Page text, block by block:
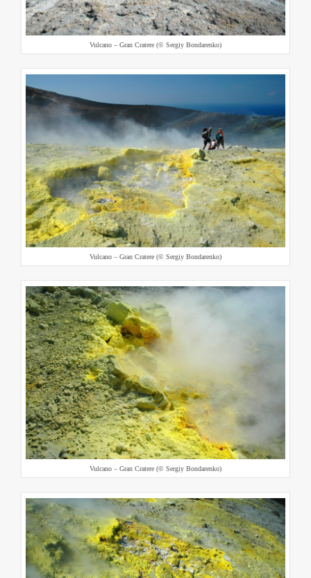
Vulcano – Gran Cratere (© Sergiy Bondarenko)
Vulcano – Gran Cratere (© Sergiy Bondarenko)
Vulcano – Gran Cratere (© Sergiy Bondarenko)